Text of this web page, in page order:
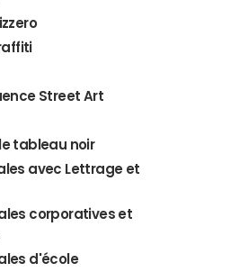
Street Art
tableau noir
avec Lettrage et
corporatives et
d'école